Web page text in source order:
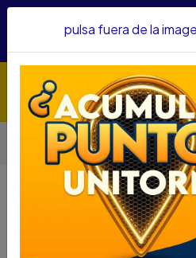
confianza&nbsp;Recibe un KIT
Medición
Niveles
NIVEL ALUMINIO
NIVEL ALUMINIO
STHT42075-LA
pulsa fuera de la